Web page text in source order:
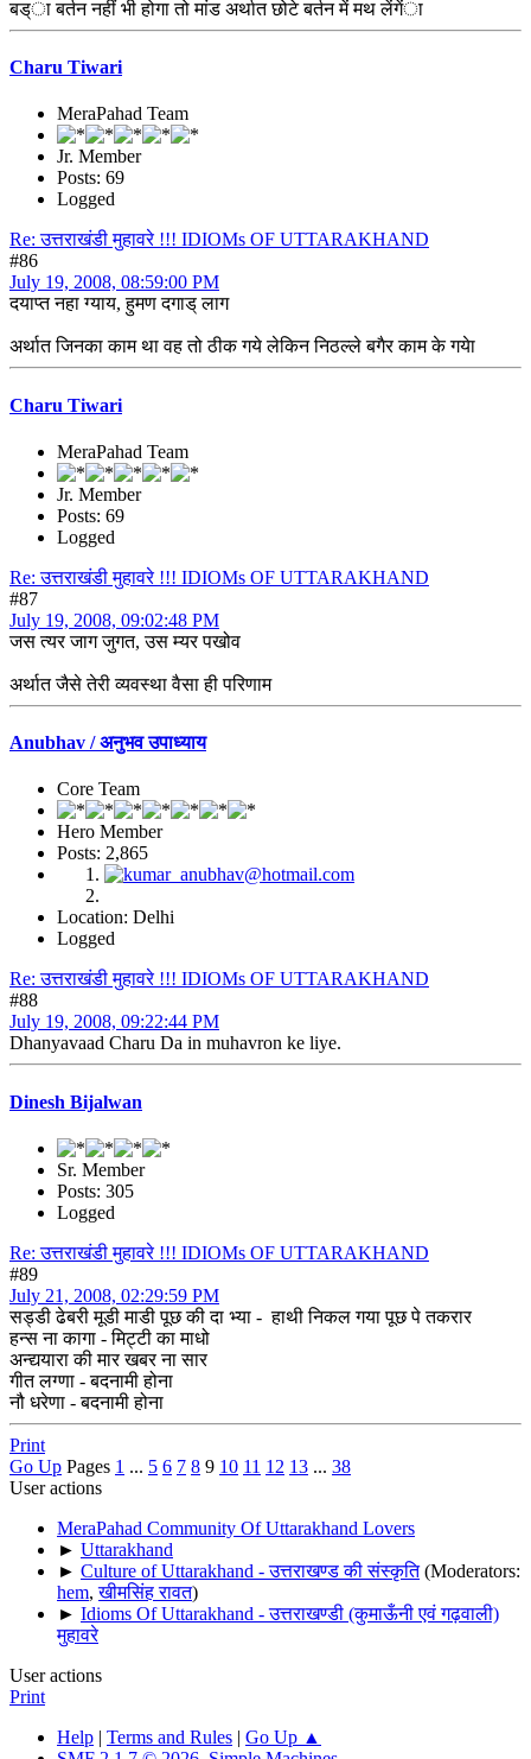
बड्ा बर्तन नहीं भी होगा तो मांड अर्थात छोटे बर्तन में मथ लेंगेंा
Charu Tiwari
MeraPahad Team
Jr. Member
Posts: 69
Logged
Re: उत्तराखंडी मुहावरे !!! IDIOMs OF UTTARAKHAND
#86
July 19, 2008, 08:59:00 PM
दयाप्‍त नहा ग्‍याय, हुमण दगाड् लाग
अर्थात जिनका काम था वह तो ठीक गये लेकिन निठल्‍ले बगैर काम के गयेा
Charu Tiwari
MeraPahad Team
Jr. Member
Posts: 69
Logged
Re: उत्तराखंडी मुहावरे !!! IDIOMs OF UTTARAKHAND
#87
July 19, 2008, 09:02:48 PM
जस त्‍यर जाग जुगत, उस म्‍यर पखोव
अर्थात जैसे तेरी व्य‍वस्‍था वैसा ही परिणाम
Anubhav / अनुभव उपाध्याय
Core Team
Hero Member
Posts: 2,865
Location: Delhi
Logged
Re: उत्तराखंडी मुहावरे !!! IDIOMs OF UTTARAKHAND
#88
July 19, 2008, 09:22:44 PM
Dhanyavaad Charu Da in muhavron ke liye.
Dinesh Bijalwan
Sr. Member
Posts: 305
Logged
Re: उत्तराखंडी मुहावरे !!! IDIOMs OF UTTARAKHAND
#89
July 21, 2008, 02:29:59 PM
सड्डी ढेबरी मूडी माडी पूछ की दा भ्या - हाथी निकल गया पूछ पे तकरार
हन्स ना कागा - मिट्टी का माधो
अन्द्ययारा की मार खबर ना सार
गीत लग्णा - बदनामी होना
नौ धरेणा - बदनामी होना
Print
Go Up Pages 1 ... 5 6 7 8 9 10 11 12 13 ... 38
User actions
MeraPahad Community Of Uttarakhand Lovers
► Uttarakhand
► Culture of Uttarakhand - उत्तराखण्ड की संस्कृति (Moderators:
hem,खीमसिंह रावत)
► Idioms Of Uttarakhand - उत्तराखण्डी (कुमाऊँनी एवं गढ़वाली)
मुहावरे
User actions
Print
Help | Terms and Rules | Go Up ▲